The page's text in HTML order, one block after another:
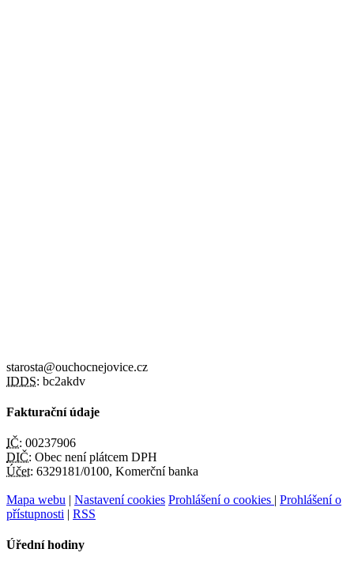
starosta@ouchocnejovice.cz
IDDS: bc2akdv
Fakturační údaje
IČ: 00237906
DIČ: Obec není plátcem DPH
Účet: 6329181/0100, Komerční banka
Mapa webu | Nastavení cookies Prohlášení o cookies | Prohlášení o
přístupnosti | RSS
Úřední hodiny